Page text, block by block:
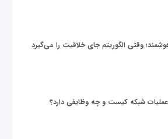
وقتی الگوریتم جای خلاقیت را می‌گیرد
شبکه کیست و چه وظایفی دارد؟